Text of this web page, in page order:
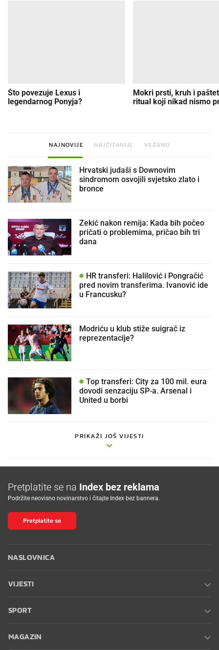
Što povezuje Lexus i
legendarnog Ponyja?
Mokri prsti, kruh i
ritual koji nikad nismo
NAJNOVIJE NAJČITANIJE VEZANO
Hrvatski judaši s Downovim
sindromom osvojili svjetsko zlato i
bronce
Zekić nakon remija: Kada bih počeo
pričati o problemima, pričao bih tri
dana
HR transferi: Halilović i Pongračić
pred novim transferima. Ivanović ide
u Francusku?
Modriću u klub stiže suigrač iz
reprezentacije?
Top transferi: City za 100 mil. eura
dovodi senzaciju SP-a. Arsenal i
United u borbi
PRIKAŽI JOŠ VIJESTI
Pretplatite se na Index bez reklama
Podržite neovisno novinarstvo i čitajte Index bez bannera.
Pretplatite se
NASLOVNICA
VIJESTI
SPORT
MAGAZIN